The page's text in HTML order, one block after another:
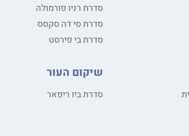
סדרת רניו פורמולה
סדרת סי דה סקסס
סדרת בי פירסט
שיקום העור
סדרת ביו ריפאר